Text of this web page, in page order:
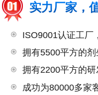
实力厂家，
ISO9001认证工厂
拥有5500平方的剂
拥有2200平方的
成功为80000多家